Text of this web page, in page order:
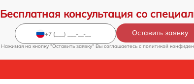
Бесплатная консультация со
Оставить заявку
Нажимая на кнопку "Оставить заявку" Вы соглашаетесь c политикой